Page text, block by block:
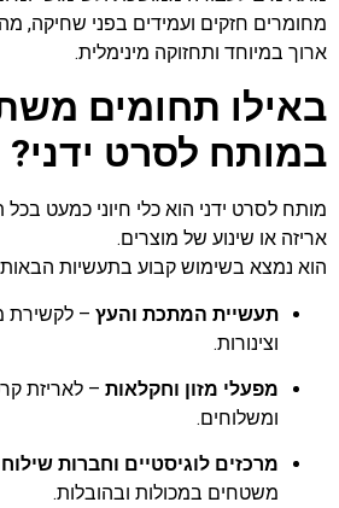
מחומרים חזקים ועמידים בפני שחיקה,
ארוך במיוחד ותחזוקה מינימלית.
באילו תחומים
במותח לסרט ידני?
מותח לסרט ידני הוא כלי חיוני כמעט
אריזה או שינוע של מוצרים.
הוא נמצא בשימוש קבוע בתעשיות
תעשיית המתכת והעץ – לקשירת
וצינורות.
מפעלי מזון וחקלאות – לאריזת
ומשלוחים.
מרכזים לוגיסטיים וחברות שילוח
משטחים במכולות ובהובלות.